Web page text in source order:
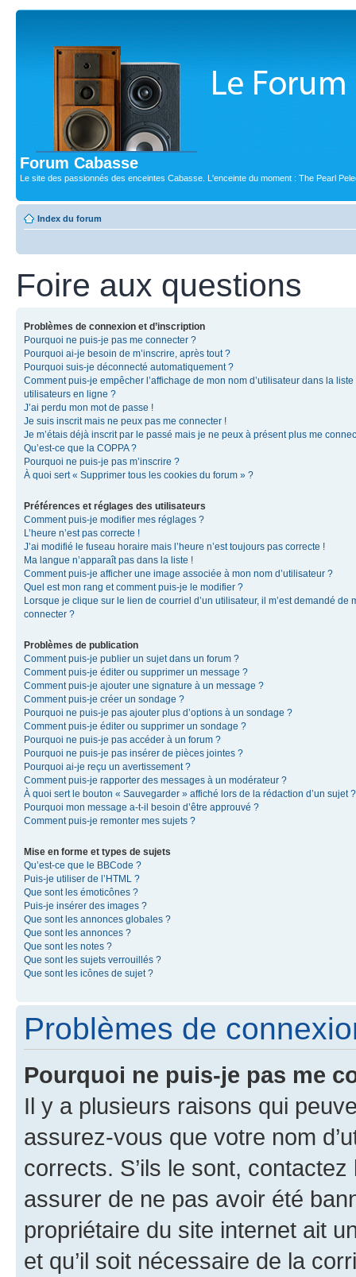
Forum Cabasse
Le site des passionnés des enceintes Cabasse. L'enceinte du moment : The Pearl
Index du forum
Foire aux questions
Problèmes de connexion et d’inscription
Pourquoi ne puis-je pas me connecter ?
Pourquoi ai-je besoin de m’inscrire, après tout ?
Pourquoi suis-je déconnecté automatiquement ?
Comment puis-je empêcher l’affichage de mon nom d’utilisateur dans la liste
utilisateurs en ligne ?
J’ai perdu mon mot de passe !
Je suis inscrit mais ne peux pas me connecter !
Je m’étais déjà inscrit par le passé mais je ne peux à présent plus me
Qu’est-ce que la COPPA ?
Pourquoi ne puis-je pas m’inscrire ?
À quoi sert « Supprimer tous les cookies du forum » ?
Préférences et réglages des utilisateurs
Comment puis-je modifier mes réglages ?
L’heure n’est pas correcte !
J’ai modifié le fuseau horaire mais l’heure n’est toujours pas correcte !
Ma langue n’apparaît pas dans la liste !
Comment puis-je afficher une image associée à mon nom d’utilisateur ?
Quel est mon rang et comment puis-je le modifier ?
Lorsque je clique sur le lien de courriel d’un utilisateur, il m’est demandé de
connecter ?
Problèmes de publication
Comment puis-je publier un sujet dans un forum ?
Comment puis-je éditer ou supprimer un message ?
Comment puis-je ajouter une signature à un message ?
Comment puis-je créer un sondage ?
Pourquoi ne puis-je pas ajouter plus d’options à un sondage ?
Comment puis-je éditer ou supprimer un sondage ?
Pourquoi ne puis-je pas accéder à un forum ?
Pourquoi ne puis-je pas insérer de pièces jointes ?
Pourquoi ai-je reçu un avertissement ?
Comment puis-je rapporter des messages à un modérateur ?
À quoi sert le bouton « Sauvegarder » affiché lors de la rédaction d’un sujet ?
Pourquoi mon message a-t-il besoin d’être approuvé ?
Comment puis-je remonter mes sujets ?
Mise en forme et types de sujets
Qu’est-ce que le BBCode ?
Puis-je utiliser de l’HTML ?
Que sont les émoticônes ?
Puis-je insérer des images ?
Que sont les annonces globales ?
Que sont les annonces ?
Que sont les notes ?
Que sont les sujets verrouillés ?
Que sont les icônes de sujet ?
Problèmes de
Pourquoi ne puis-je pas me
Il y a plusieurs raisons qui
assurez-vous que votre nom
corrects. S’ils le sont,
assurer de ne pas avoir été
propriétaire du site internet ait
et qu’il soit nécessaire de la